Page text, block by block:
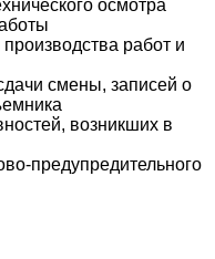
осмотра
работ и
смены, записей о
возникших в
предупредительного